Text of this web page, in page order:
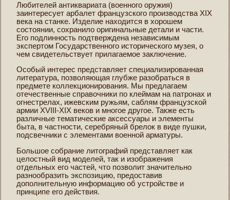
Любителей антиквариата (военного оружия)
заинтересует арбалет французского производства XIX
века на станке. Изделие находится в хорошем
состоянии, сохранило оригинальные детали и части.
Его подлинность подтверждена независимым
экспертом Государственного исторического музея, о
чем свидетельствует прилагаемое заключение.
Особый интерес представляет специализированная
литература, позволяющая глубже разобраться в
предмете коллекционирования. Мы предлагаем
отечественные справочники по клеймам на патронах и
огнестрелах, ижевским ружьям, саблям французской
армии XVIII-XIX веков и многое другое. Также есть
различные тематические аксессуары и элементы
быта, в частности, серебряный брелок в виде пушки,
подсвечники с элементами военной арматуры.
Большое собрание литографий представляет как
целостный вид моделей, так и изображения
отдельных его частей, что позволит значительно
разнообразить экспозицию, предоставив
дополнительную информацию об устройстве и
принципе его действия.